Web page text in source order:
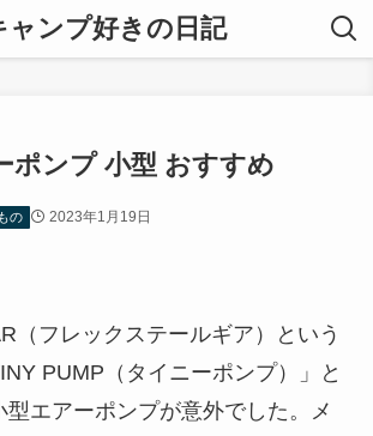
ャンプ好きの日記
ポンプ 小型 おすすめ
の 2023年1月19日
（フレックステールギア）という
PUMP（タイニーポンプ）」と
型エアーポンプが意外でした。メ